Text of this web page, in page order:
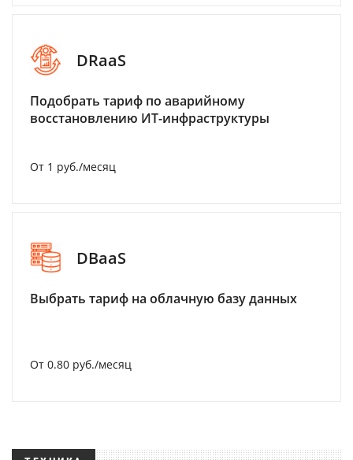
DRaaS
Подобрать тариф по аварийному
восстановлению ИТ-инфраструктуры
От 1 руб./месяц
DBaaS
Выбрать тариф на облачную базу данных
От 0.80 руб./месяц